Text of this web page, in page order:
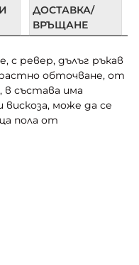
ДОСТАВКА/
ВРЪЩАНЕ
с ревер, дълъг ръкав
обточване, от
в състава има
вискоза, може да се
пола от